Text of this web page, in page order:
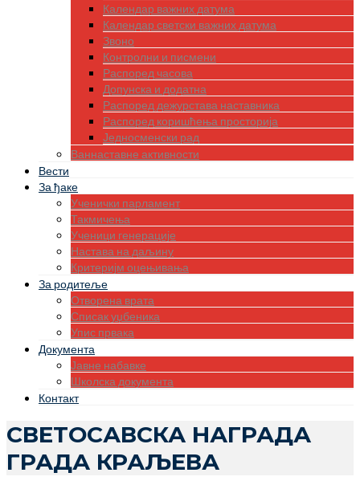
Календар важних датума
Календар светски важних датума
Звоно
Контролни и писмени
Распоред часова
Допунска и додатна
Распоред дежурстава наставника
Распоред коришћења просторија
Једносменски рад
Ваннаставне активности
Вести
За ђаке
Ученички парламент
Такмичења
Ученици генерације
Настава на даљину
Критеријм оцењивања
За родитеље
Отворена врата
Списак уџбеника
Упис првака
Документа
Јавне набавке
Школска документа
Контакт
СВЕТОСАВСКА НАГРАДА
ГРАДА КРАЉЕВА